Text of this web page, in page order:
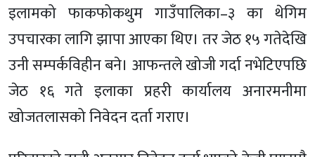
इलामको फाकफोकथुम गाउँपालिका–३ का थेगिम
उपचारका लागि झापा आएका थिए। तर जेठ १५ गतेदेखि
उनी सम्पर्कविहीन बने। आफन्तले खोजी गर्दा नभेटिएपछि
जेठ १६ गते इलाका प्रहरी कार्यालय अनारमनीमा
खोजतलासको निवेदन दर्ता गराए।